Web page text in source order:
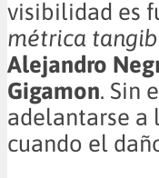
visibilidad es
métrica
Alejandro
Gigamon. Sin
adelantarse a
cuando el